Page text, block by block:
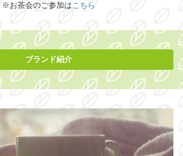
※お茶会のご参加はこちら
ブランド紹介